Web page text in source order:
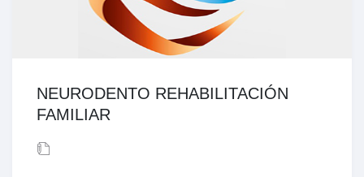
NEURODENTO REHABILITACIÓN
FAMILIAR